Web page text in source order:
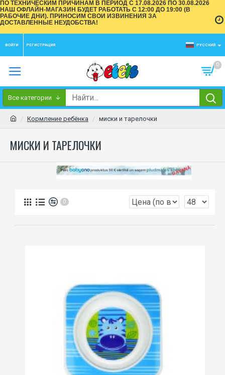
ПО ТЕХНИЧЕСКИМ ПРИЧИНАМ В ПЕРИОД С 17.08.2026 ПО 30.08.2026
НАШ ОФЛАЙН-МАГАЗИН БУДЕТ РАБОТАТЬ С 12:00 ДО 19:00 (В
РАБОЧИЕ ДНИ). ПРИНОСИМ СВОИ ИЗВИНЕНИЯ ЗА
ДОСТАВЛЕННЫЕ НЕУДОБСТВА!
ВОЙТИ РЕГИСТРАЦИЯ РУССКИЙ
0
Все категории
Кормление ребёнка миски и тарелочки
МИСКИ И ТАРЕЛОЧКИ
0